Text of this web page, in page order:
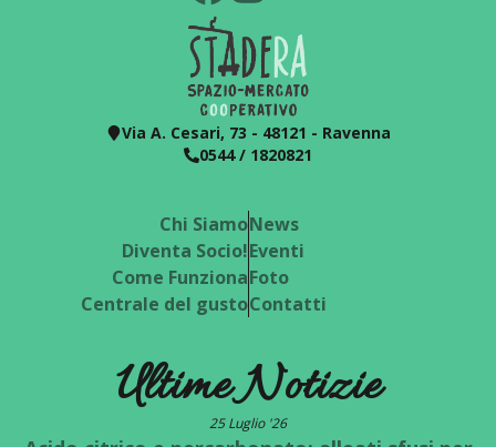
Via A. Cesari, 73 - 48121 - Ravenna
0544 / 1820821
Chi Siamo
Diventa Socio!
Come Funziona
Centrale del gusto
News
Eventi
Foto
Contatti
Ultime Notizie
25 Luglio '26